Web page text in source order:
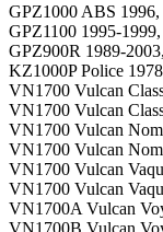
GPZ1000 ABS 1996,
GPZ1100 1995-1999,
GPZ900R 1989-2003,
KZ1000P Police
VN1700 Vulcan
VN1700 Vulcan
VN1700 Vulcan
VN1700 Vulcan
VN1700 Vulcan
VN1700 Vulcan
VN1700A Vulcan
VN1700B Vulcan